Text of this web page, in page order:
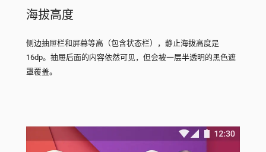
海拔高度
侧边抽屉栏和屏幕等高（包含状态栏），静止海拔高度是
16dp。抽屉后面的内容依然可见，但会被一层半透明的黑色遮
罩覆盖。